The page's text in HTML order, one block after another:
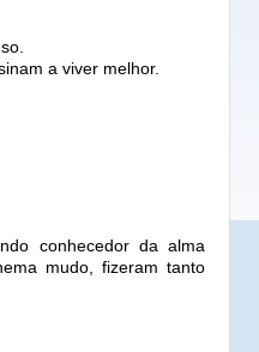
a viver melhor.
conhecedor da alma
mudo, fizeram tanto